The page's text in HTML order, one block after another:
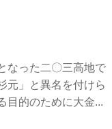
なった二〇三高地で
元」と異名を付けら
目的のために大金...